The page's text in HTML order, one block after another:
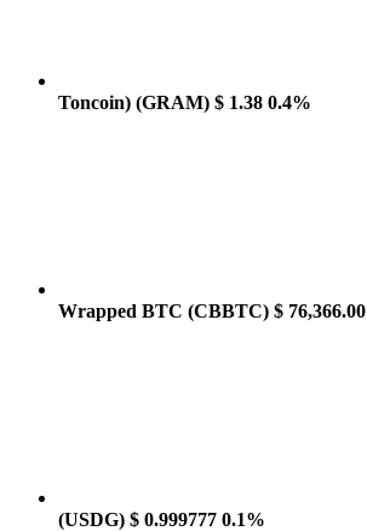
Toncoin) (GRAM) $ 1.38 0.4%
Wrapped BTC (CBBTC) $ 76,366.00
(USDG) $ 0.999777 0.1%